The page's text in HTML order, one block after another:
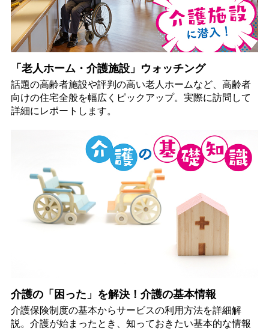
「老人ホーム・介護施設」ウォッチング
話題の高齢者施設や評判の高い老人ホームなど、高齢者
向けの住宅全般を幅広くピックアップ。実際に訪問して
詳細にレポートします。
介護の「困った」を解決！介護の基本情報
介護保険制度の基本からサービスの利用方法を詳細解
説。介護が始まったとき、知っておきたい基本的な情報